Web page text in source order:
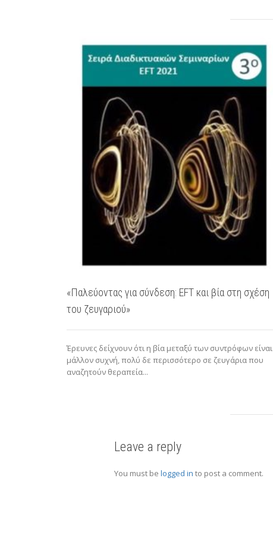
«Παλεύοντας για σύνδεση: EFT και βία στη σχέση
του ζευγαριού»
Έρευνες δείχνουν ότι η βία μεταξύ των συντρόφων είναι
μάλλον συχνή, πολύ δε περισσότερο σε ζευγάρια που
αναζητούν θεραπεία...
Leave a reply
You must be logged in to post a comment.